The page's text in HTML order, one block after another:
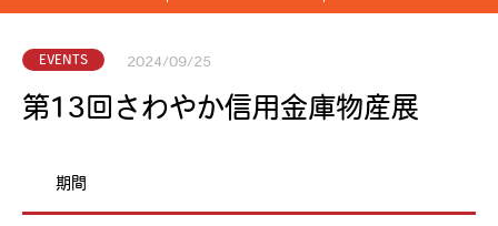
EVENTS 2024/09/25
第13回さわやか信用金庫物産展
期間